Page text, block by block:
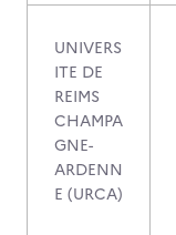
UNIVERS
ITE DE
REIMS
CHAMPA
GNE-
ARDENN
E (URCA)